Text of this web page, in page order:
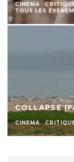
CINEMA
TOUS LES
COLLAPSE
CINEMA